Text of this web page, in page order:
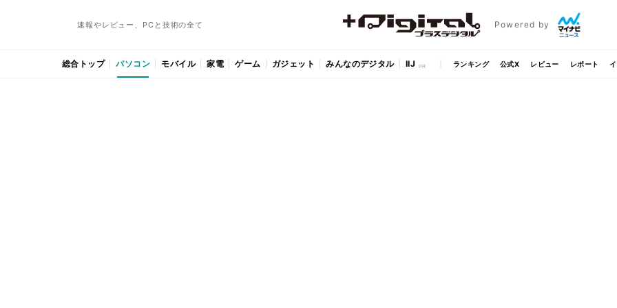
速報やレビュー、PCと技術の全て Powered by
総合トップ パソコン モバイル 家電 ゲーム ガジェット みんなのデジタル IIJ ランキング 公式X レビュー レポート